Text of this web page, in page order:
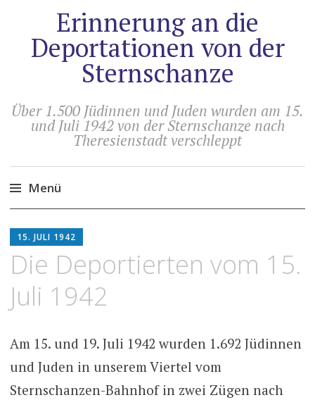
Erinnerung an die
Deportationen von der
Sternschanze
Über 1.500 Jüdinnen und Juden wurden am 15.
und Juli 1942 von der Sternschanze nach
Theresienstadt verschleppt
Menü
Inhalt
springen
15. JULI 1942
Die Deportierten vom 15.
Juli 1942
Am 15. und 19. Juli 1942 wurden 1.692 Jüdinnen
und Juden in unserem Viertel vom
Sternschanzen-Bahnhof in zwei Zügen nach